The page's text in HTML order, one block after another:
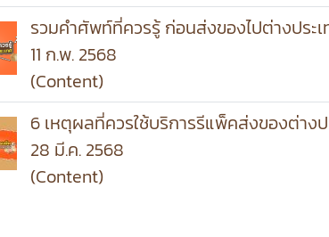
รวมคำศัพท์ที่ควรรู้ ก่อนส่งของไปต่างประ
11 ก.พ. 2568
(Content)
6 เหตุผลที่ควรใช้บริการรีแพ็คส่งของต่างป
28 มี.ค. 2568
(Content)